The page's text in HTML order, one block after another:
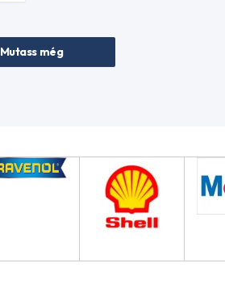
Mutass még